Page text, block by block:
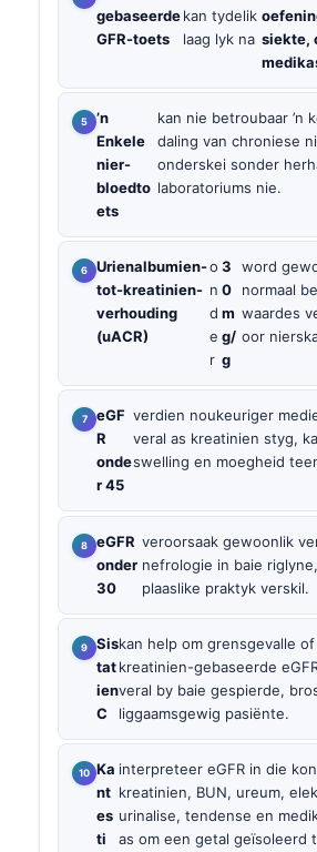
gebaseerde
GFR-toets
kan tydelik
laag lyk na siekte,
’n
Enkele
nier-
bloedto
ets
kan nie betroubaar ’n
daling van chroniese
onderskei sonder
laboratoriums nie.
Urienalbumien-
tot-kreatinien-
verhouding
(uACR)
o
n
d
e
r
3
0
m
g/
g
word
normaal
waardes
oor
eGF
R
onde
r 45
verdien noukeuriger
veral as kreatinien styg,
swelling en moegheid
eGFR
onder
30
veroorsaak gewoonlik
nefrologie in baie
plaaslike praktyk verskil.
Sis
tat
ien
C
kan help om grensgevalle
kreatinien-gebaseerde
veral by baie gespierde,
liggaamsgewig pasiënte.
Ka
nt
es
ti
interpreteer eGFR in die
kreatinien, BUN, ureum,
urinalise, tendense en
as om een getal geïsoleerd